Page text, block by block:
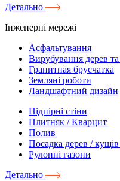
Детально
Інженерні мережі
Асфальтування
Вирубування дерев
Гранитная брусчатка
Земляні роботи
Ландшафтний дизайн
Підпірні стіни
Плитняк / Кварцит
Полив
Посадка дерев / кущів
Рулонні газони
Детально